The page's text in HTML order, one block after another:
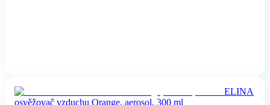
ELINA
osvěžovač vzduchu Orange, aerosol, 300 ml